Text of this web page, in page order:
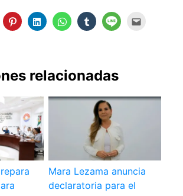
relacionadas
Mara Lezama anuncia
declaratoria para el